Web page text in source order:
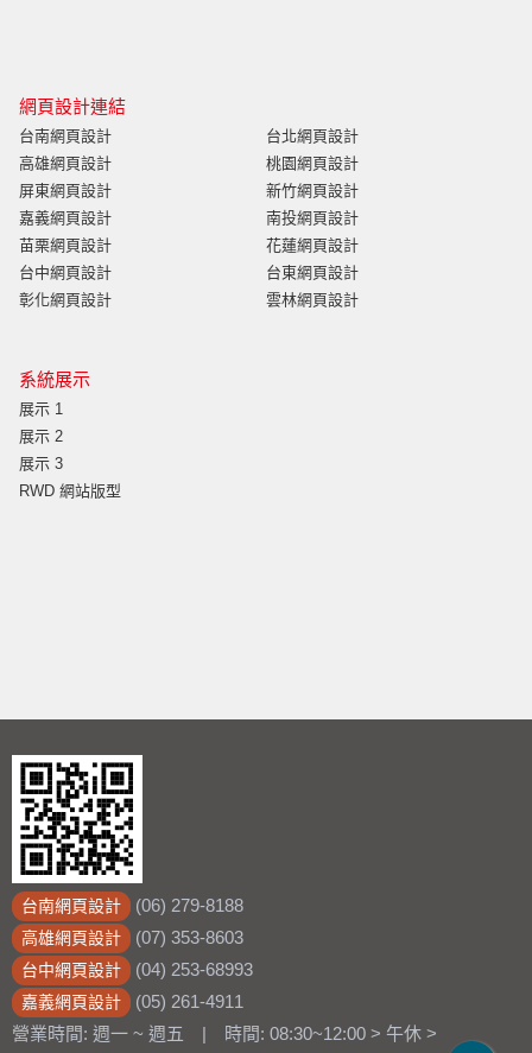
網頁設計連結
台南網頁設計
高雄網頁設計
屏東網頁設計
嘉義網頁設計
苗栗網頁設計
台中網頁設計
彰化網頁設計
台北網頁設計
桃園網頁設計
新竹網頁設計
南投網頁設計
花蓮網頁設計
台東網頁設計
雲林網頁設計
系統展示
展示 1
展示 2
展示 3
RWD 網站版型
台南網頁設計 (06) 279-8188
高雄網頁設計 (07) 353-8603
台中網頁設計 (04) 253-68993
嘉義網頁設計
(05) 261-4911
營業時間: 週一 ~ 週五 | 時間: 08:30~12:00 > 午休 >